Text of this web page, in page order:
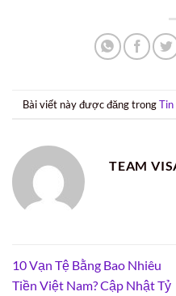
Bài viết này được đăng trong
TEAM
10 Vạn Tệ Bằng Bao Nhiêu
Tiền Việt Nam? Cập Nhật Tỷ